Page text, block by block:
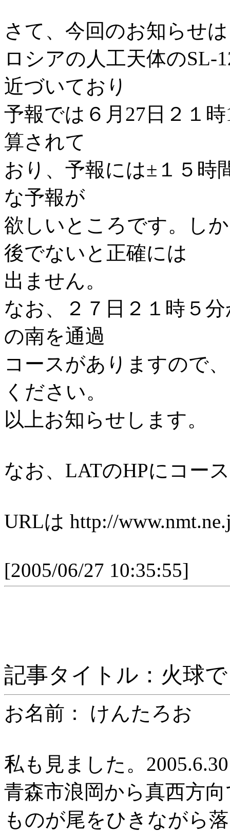
さて、今回のお知らせは
ロシアの人工天体のSL-
近づいており
予報では６月27日２１
算されて
おり、予報には±１５時
な予報が
欲しいところです。し
後でないと正確には
出ません。
なお、２７日２１時５
の南を通過
コースがありますので
ください。
以上お知らせします。
なお、LATのHPにコー
URLは http://
[2005/06/27 10:35:55]
記事タイトル：火球
お名前： けんたろお
私も見ました。
青森市浪岡から真西方
ものが尾をひきながら